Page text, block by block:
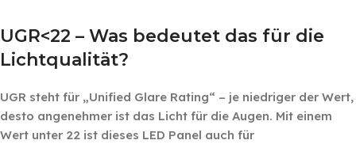
UGR<22 – Was bedeutet das für die
Lichtqualität?
UGR steht für „Unified Glare Rating“ – je niedriger der Wert,
desto angenehmer ist das Licht für die Augen. Mit einem
Wert unter 22 ist dieses LED Panel auch für